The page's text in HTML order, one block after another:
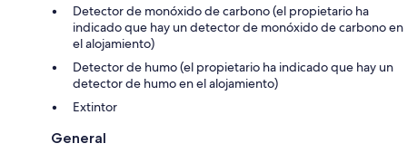
Detector de monóxido de carbono (el propietario ha
indicado que hay un detector de monóxido de carbono en
el alojamiento)
Detector de humo (el propietario ha indicado que hay un
detector de humo en el alojamiento)
Extintor
General